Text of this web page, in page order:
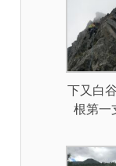
下又白
根第一